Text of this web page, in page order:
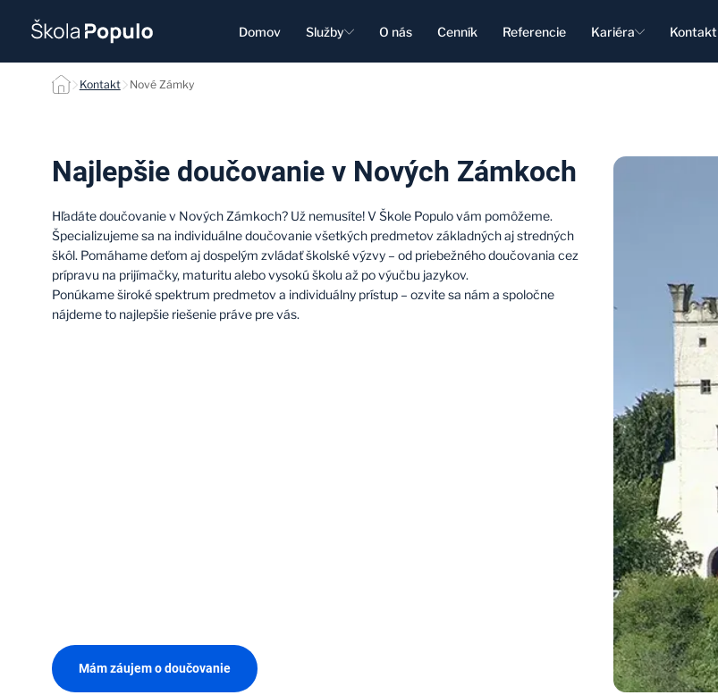
Domov Služby O nás Cenník Referencie Kariéra Kontakt
Kontakt
Nové Zámky
Najlepšie doučovanie v Nových Zámkoch
Hľadáte doučovanie v Nových Zámkoch? Už nemusíte! V Škole Populo vám pomôžeme.
Špecializujeme sa na individuálne doučovanie všetkých predmetov základných aj stredných
škôl. Pomáhame deťom aj dospelým zvládať školské výzvy – od priebežného doučovania cez
prípravu na prijímačky, maturitu alebo vysokú školu až po výučbu jazykov.
Ponúkame široké spektrum predmetov a individuálny prístup – ozvite sa nám a spoločne
nájdeme to najlepšie riešenie práve pre vás.
Mám záujem o doučovanie